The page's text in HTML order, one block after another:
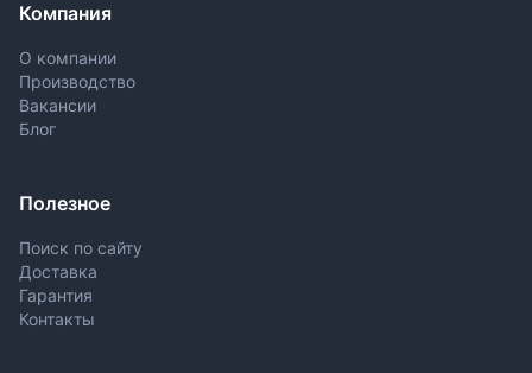
Компания
О компании
Производство
Вакансии
Блог
Полезное
Поиск по сайту
Доставка
Гарантия
Контакты